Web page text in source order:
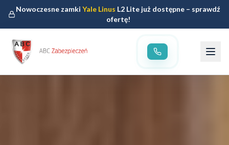
Nowoczesne zamkiYale Linus L2 Lite już dostępne – sprawdź
ofertę!